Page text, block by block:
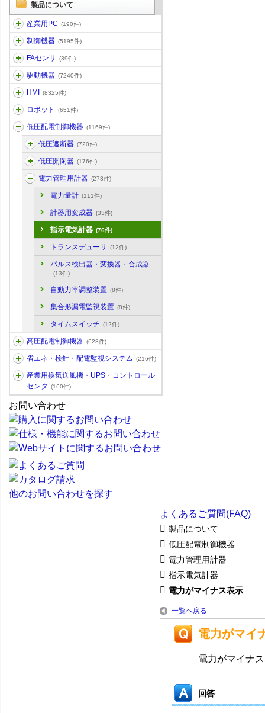
製品について
産業用PC (190件)
制御機器 (5195件)
FAセンサ (39件)
駆動機器 (7240件)
HMI (8325件)
ロボット (651件)
低圧配電制御機器 (1169件)
低圧遮断器 (720件)
低圧開閉器 (176件)
電力管理用計器 (273件)
電力量計 (111件)
計器用変成器 (33件)
指示電気計器 (76件)
トランスデューサ (12件)
パルス検出器・変換器・合成器
(13件)
自動力率調整装置 (8件)
集合形漏電監視装置 (8件)
タイムスイッチ (12件)
高圧配電制御機器 (628件)
省エネ・検針・配電監視システム (216件)
産業用換気送風機・UPS・コントロール
センタ
(160件)
お問い合わせ
他のお問い合わせを探す
よくあるご質問(FAQ)
製品について
低圧配電制御機器
電力管理用計器
指示電気計器
電力がマイナス表示
一覧へ戻る
電力がマイ
電力がマイナ
回答